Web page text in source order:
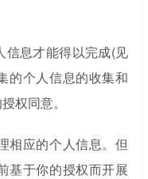
信息才能得以完成(见
的个人信息的收集和
权同意。
相应的个人信息。但
基于你的授权而开展